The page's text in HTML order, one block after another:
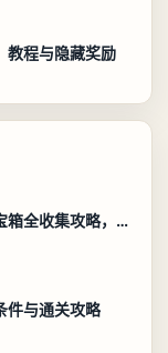
教程与隐藏奖励
明日方舟终末地阿伯莉采石场宝箱全收集攻略，全点位分布图与路线
件与通关攻略